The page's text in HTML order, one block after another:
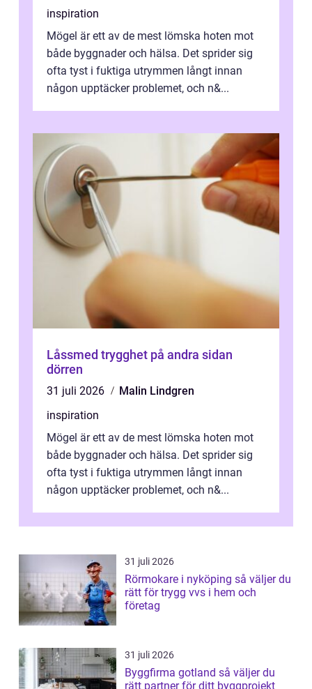
inspiration
Mögel är ett av de mest lömska hoten mot
både byggnader och hälsa. Det sprider sig
ofta tyst i fuktiga utrymmen långt innan
någon upptäcker problemet, och n&...
Låssmed trygghet på andra sidan
dörren
31 juli 2026
Malin Lindgren
inspiration
Mögel är ett av de mest lömska hoten mot
både byggnader och hälsa. Det sprider sig
ofta tyst i fuktiga utrymmen långt innan
någon upptäcker problemet, och n&...
31 juli 2026
Rörmokare i nyköping så väljer du
rätt för trygg vvs i hem och
företag
31 juli 2026
Byggfirma gotland så väljer du
rätt partner för ditt byggprojekt